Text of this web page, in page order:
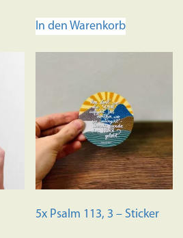
In den Warenkorb
5x Psalm 113, 3 – Sticker